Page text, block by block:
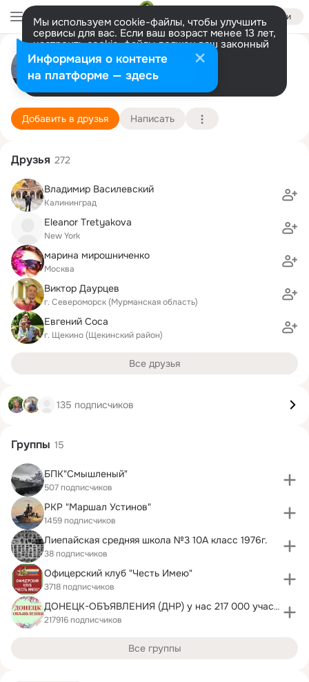
Войти
Мы используем cookie-файлы, чтобы улучшить
сервисы для вас. Если ваш возраст менее 13 лет,
настроить cookie-файлы должен ваш законный
представитель. Больше информации
Разрешить все Настроить
Игорь Кулиев
Санкт-Петербург
3 школа
Подробнее
Добавить в друзья Написать
Друзья 272
Владимир Василевский
Калининград
Eleanor Tretyakova
New York
марина мирошниченко
Москва
Виктор Даурцев
г. Североморск (Мурманская область)
Евгений Соса
г. Щекино (Щекинский район)
Все друзья
135 подписчиков
Группы 15
БПК"Смышленый"
507 подписчиков
РКР "Маршал Устинов"
1459 подписчиков
Лиепайская средняя школа №3 10А класс 1976г.
38 подписчиков
Офицерский клуб "Честь Имею"
3718 подписчиков
ДОНЕЦК-ОБЪЯВЛЕНИЯ (ДНР) у нас 217 000 участников !
217916 подписчиков
Все группы
Информация о контенте
на платформе — здесь